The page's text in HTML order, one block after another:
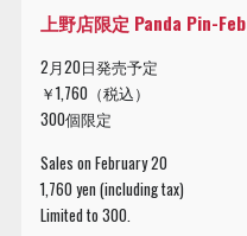
上野店限定 Panda Pin-Feb
2月20日発売予定
￥1,760（税込）
300個限定
Sales on February 20
1,760 yen (including tax)
Limited to 300.